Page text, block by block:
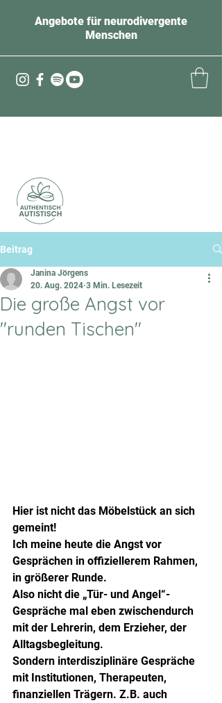
Angebote für neurodivergente
Menschen
Beitrag
Die große Angst vor
"runden Tischen"
Janina Jörgens
20. Aug. 2024 3 Min. Lesezeit
Hier ist nicht das Möbelstück an sich
gemeint!
Ich meine heute die Angst vor
Gesprächen in offiziellerem Rahmen,
in größerer Runde.
Also nicht die „Tür- und Angel“-
Gespräche mal eben zwischendurch
mit der Lehrerin, dem Erzieher, der
Alltagsbegleitung.
Sondern interdisziplinäre Gespräche
mit Institutionen, Therapeuten,
finanziellen Trägern. Z.B. auch